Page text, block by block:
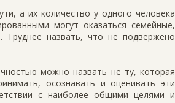
а их количество у одного человека
могут оказаться семейные,
назвать, что не подвержено
можно назвать не ту, которая
осознавать и оценивать эти
с наиболее общими целями и